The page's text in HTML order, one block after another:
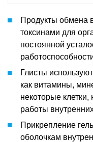
Продукты обмена
токсинами для
постоянной
Глисты
как витамины,
некоторые
работы
Прикрепление
оболочкам